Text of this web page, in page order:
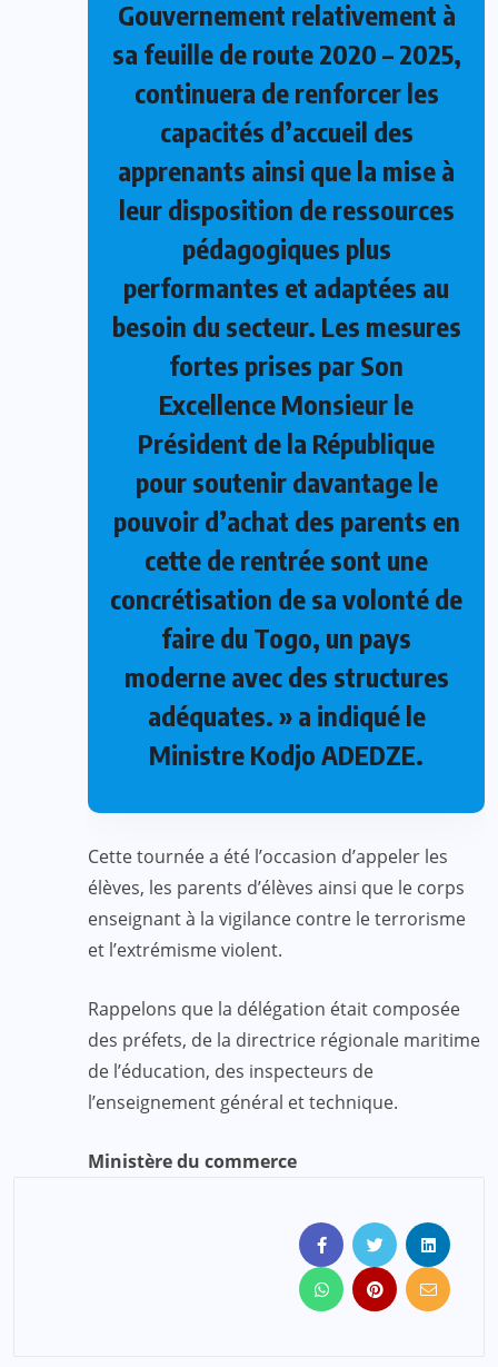
Gouvernement relativement à
sa feuille de route 2020 – 2025,
continuera de renforcer les
capacités d’accueil des
apprenants ainsi que la mise à
leur disposition de ressources
pédagogiques plus
performantes et adaptées au
besoin du secteur. Les mesures
fortes prises par Son
Excellence Monsieur le
Président de la République
pour soutenir davantage le
pouvoir d’achat des parents en
cette de rentrée sont une
concrétisation de sa volonté de
faire du Togo, un pays
moderne avec des structures
adéquates. » a indiqué le
Ministre Kodjo ADEDZE.
Cette tournée a été l’occasion d’appeler les
élèves, les parents d’élèves ainsi que le corps
enseignant à la vigilance contre le terrorisme
et l’extrémisme violent.
Rappelons que la délégation était composée
des préfets, de la directrice régionale maritime
de l’éducation, des inspecteurs de
l’enseignement général et technique.
Ministère du commerce